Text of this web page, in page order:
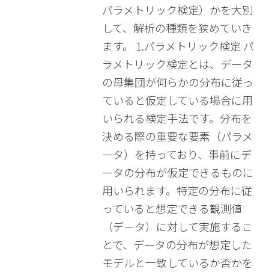
パラメトリック検定）かを大別
して、解析の種類を狭めていき
ます。 1.パラメトリック検定 パ
ラメトリック検定とは、データ
の母集団が何らかの分布に従っ
ていると仮定している場合に用
いられる検定手法です。分布を
決める際の重要な要素（パラメ
ータ）を持っており、事前にデ
ータの分布が仮定できるものに
用いられます。特定の分布に従
っていると想定できる観測値
（データ）に対して実施するこ
とで、データの分布が想定した
モデルと一致しているか否かを